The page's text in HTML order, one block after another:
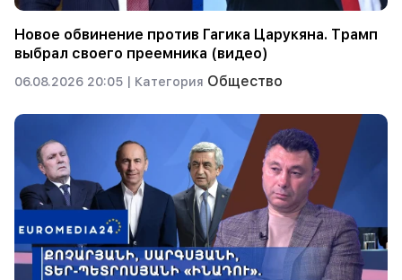
Новое обвинение против Гагика Царукяна. Трамп
выбрал своего преемника (видео)
06.08.2026 20:05 | Категория Общество